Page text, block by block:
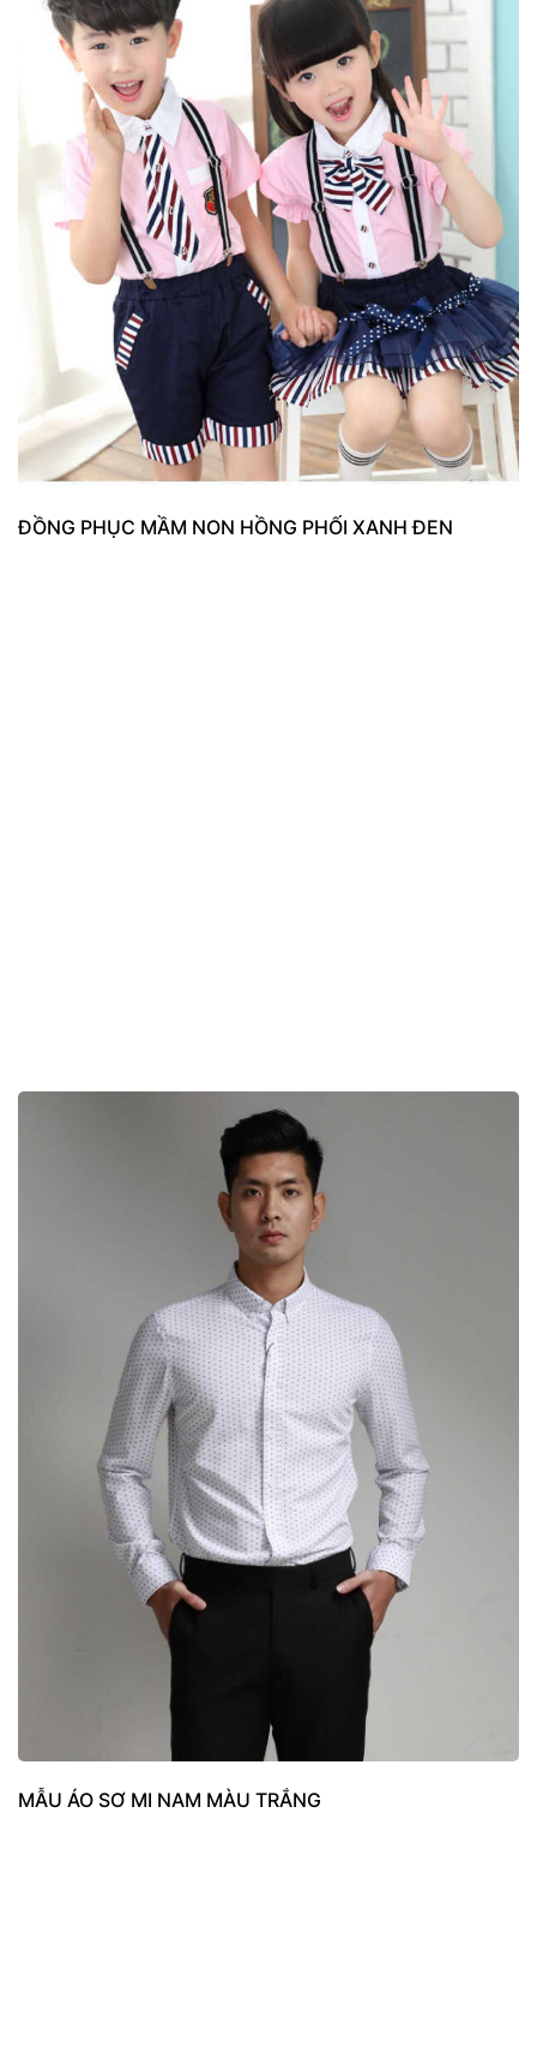
ĐỒNG PHỤC MẦM NON HỒNG PHỐI XANH ĐEN
MẪU ÁO SƠ MI NAM MÀU TRẮNG